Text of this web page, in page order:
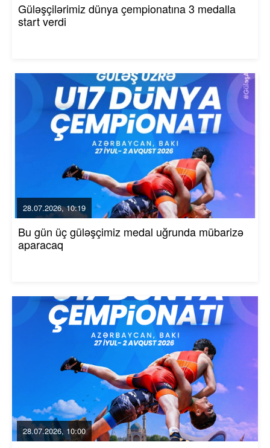
Güləşçilərimiz dünya çempionatına 3 medalla
start verdi
28.07.2026, 10:19
Bu gün üç güləşçimiz medal uğrunda mübarizə
aparacaq
28.07.2026, 10:00